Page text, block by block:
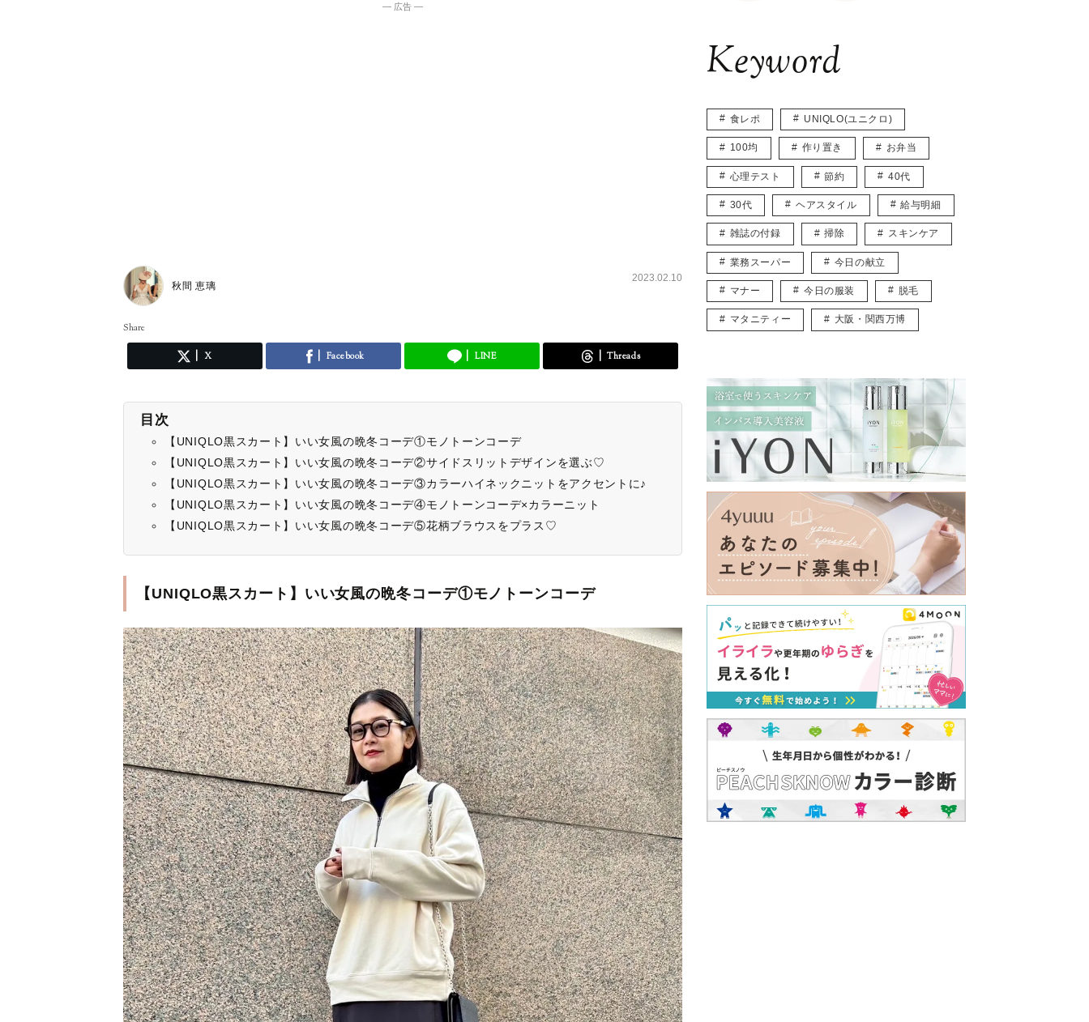
― 広告 ―
秋間 恵璃
2023.02.10
Share
X Facebook LINE Threads
目次
【UNIQLO黒スカート】いい女風の晩冬コーデ①モノトーンコーデ
【UNIQLO黒スカート】いい女風の晩冬コーデ②サイドスリットデザインを選ぶ♡
【UNIQLO黒スカート】いい女風の晩冬コーデ③カラーハイネックニットをアクセントに♪
【UNIQLO黒スカート】いい女風の晩冬コーデ④モノトーンコーデ×カラーニット
【UNIQLO黒スカート】いい女風の晩冬コーデ⑤花柄ブラウスをプラス♡
【UNIQLO黒スカート】いい女風の晩冬コーデ①モノトーンコーデ
Keyword
食レポ UNIQLO(ユニクロ)
100均 作り置き お弁当
心理テスト 節約 40代
30代 ヘアスタイル 給与明細
雑誌の付録 掃除 スキンケア
業務スーパー 今日の献立
マナー 今日の服装 脱毛
マタニティー 大阪・関西万博